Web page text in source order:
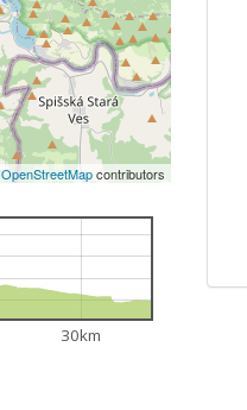
OpenStreetMapcontributors
30km